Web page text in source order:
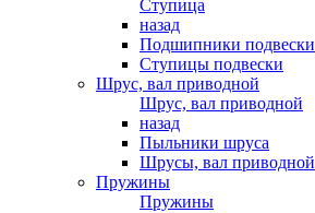
Ступица
назад
Подшипники подвески
Ступицы подвески
Шрус, вал приводной
Шрус, вал приводной
назад
Пыльники шруса
Шрусы, вал приводной
Пружины
Пружины